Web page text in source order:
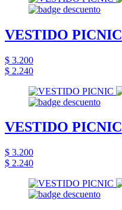
VESTIDO PICNIC
$ 3.200
$ 2.240
VESTIDO PICNIC
$ 3.200
$ 2.240